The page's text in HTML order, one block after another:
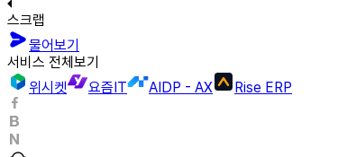
스크랩
물어보기
서비스 전체보기
위시켓
요즘IT AIDP - AX Rise ERP